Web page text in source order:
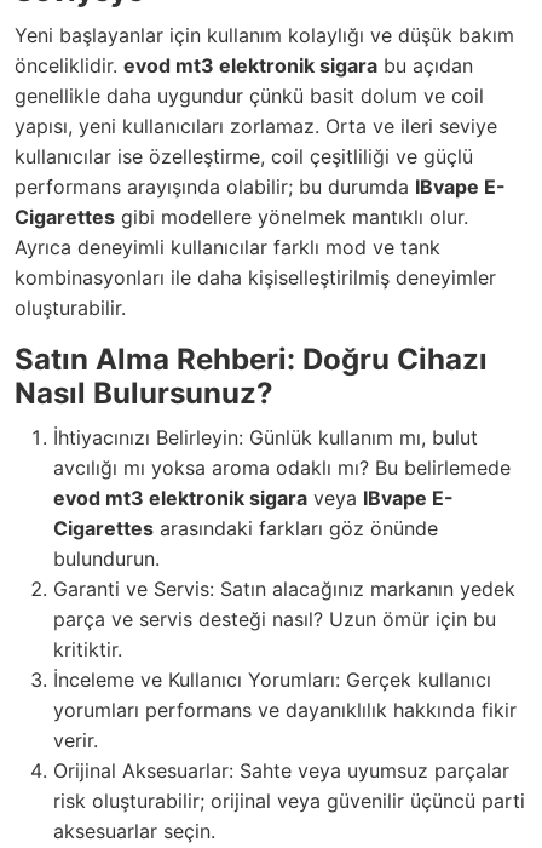
Yeni başlayanlar için kullanım kolaylığı ve düşük bakım
önceliklidir. evod mt3 elektronik sigara bu açıdan
genellikle daha uygundur çünkü basit dolum ve coil
yapısı, yeni kullanıcıları zorlamaz. Orta ve ileri seviye
kullanıcılar ise özelleştirme, coil çeşitliliği ve güçlü
performans arayışında olabilir; bu durumda IBvape E-
Cigarettes gibi modellere yönelmek mantıklı olur.
Ayrıca deneyimli kullanıcılar farklı mod ve tank
kombinasyonları ile daha kişiselleştirilmiş deneyimler
oluşturabilir.
Satın Alma Rehberi: Doğru Cihazı
Nasıl Bulursunuz?
İhtiyacınızı Belirleyin: Günlük kullanım mı, bulut
avcılığı mı yoksa aroma odaklı mı? Bu belirlemede
evod mt3 elektronik sigara veya IBvape E-
Cigarettes arasındaki farkları göz önünde
bulundurun.
Garanti ve Servis: Satın alacağınız markanın yedek
parça ve servis desteği nasıl? Uzun ömür için bu
kritiktir.
İnceleme ve Kullanıcı Yorumları: Gerçek kullanıcı
yorumları performans ve dayanıklılık hakkında fikir
verir.
Orijinal Aksesuarlar: Sahte veya uyumsuz parçalar
risk oluşturabilir; orijinal veya güvenilir üçüncü parti
aksesuarlar seçin.